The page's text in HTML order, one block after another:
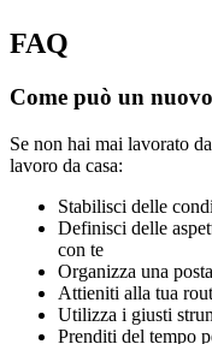
FAQ
Come può un
Se non hai mai lavorato
lavoro da casa:
Stabilisci delle
Definisci delle
con te
Organizza una
Attieniti alla tua
Utilizza i giusti
Prenditi del tempo